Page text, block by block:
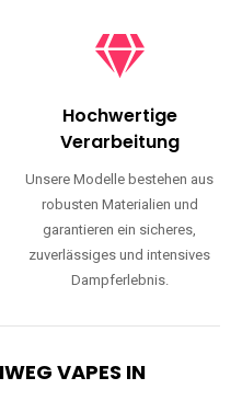
Hochwertige
Verarbeitung
Unsere Modelle bestehen aus
robusten Materialien und
garantieren ein sicheres,
zuverlässiges und intensives
Dampferlebnis.
VAPES IN